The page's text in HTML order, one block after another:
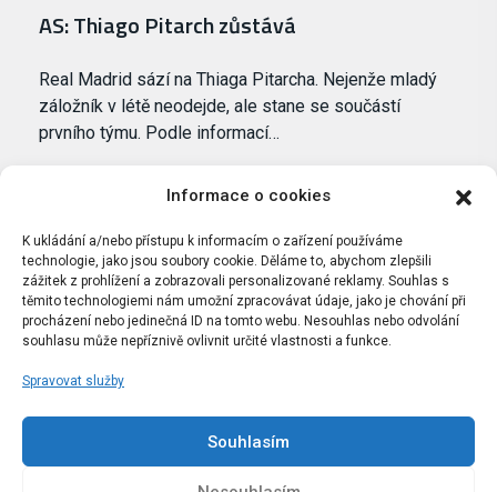
Informace o cookies
K ukládání a/nebo přístupu k informacím o zařízení používáme
technologie, jako jsou soubory cookie. Děláme to, abychom zlepšili
zážitek z prohlížení a zobrazovali personalizované reklamy. Souhlas s
těmito technologiemi nám umožní zpracovávat údaje, jako je chování při
procházení nebo jedinečná ID na tomto webu. Nesouhlas nebo odvolání
souhlasu může nepříznivě ovlivnit určité vlastnosti a funkce.
Spravovat služby
Souhlasím
AS: Thiago Pitarch zůstává
Real Madrid sází na Thiaga Pitarcha. Nejenže mladý
záložník v létě neodejde, ale stane se součástí
prvního týmu. Podle informací…